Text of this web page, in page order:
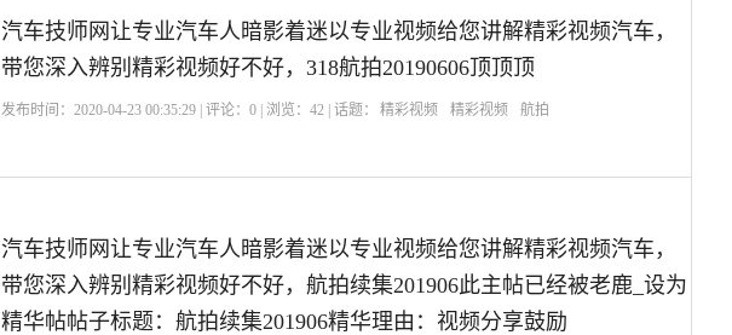
汽车技师网让专业汽车人暗影着迷以专业视频给您讲解精彩视频汽车，
带您深入辨别精彩视频好不好，318航拍20190606顶顶顶
发布时间：2020-04-23 00:35:29 | 评论：0 | 浏览：42 | 话题： 精彩视频 精彩视频 航拍
汽车技师网让专业汽车人暗影着迷以专业视频给您讲解精彩视频汽车，
带您深入辨别精彩视频好不好，航拍续集201906此主帖已经被老鹿_设为
精华帖帖子标题：航拍续集201906精华理由：视频分享鼓励